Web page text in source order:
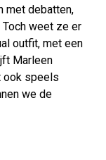
met debatten,
weet ze er
outfit, met een
Marleen
ook speels
we de